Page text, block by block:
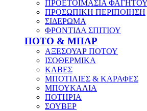
ΠΡΟΕΤΟΙΜΑΣΙΑ ΦΑΓΗΤΟΥ
ΠΡΟΣΩΠΙΚΗ ΠΕΡΙΠΟΙΗΣΗ
ΣΙΔΕΡΩΜΑ
ΦΡΟΝΤΙΔΑ ΣΠΙΤΙΟΥ
ΠΟΤΟ & ΜΠΑΡ
ΑΞΕΣΟΥΑΡ ΠΟΤΟΥ
ΙΣΟΘΕΡΜΙΚΑ
ΚΑΒΕΣ
ΜΠΟΤΙΛΙΕΣ & ΚΑΡΑΦΕΣ
ΜΠΟΥΚΑΛΙΑ
ΠΟΤΗΡΙΑ
ΣΟΥΒΕΡ